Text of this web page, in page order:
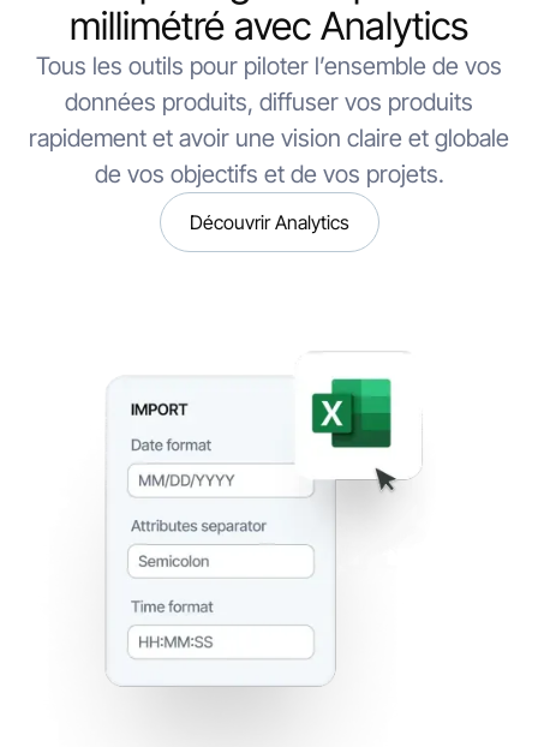
millimétré avec Analytics
Tous les outils pour piloter l’ensemble de vos
données produits, diffuser vos produits
rapidement et avoir une vision claire et globale
de vos objectifs et de vos projets.
Découvrir Analytics